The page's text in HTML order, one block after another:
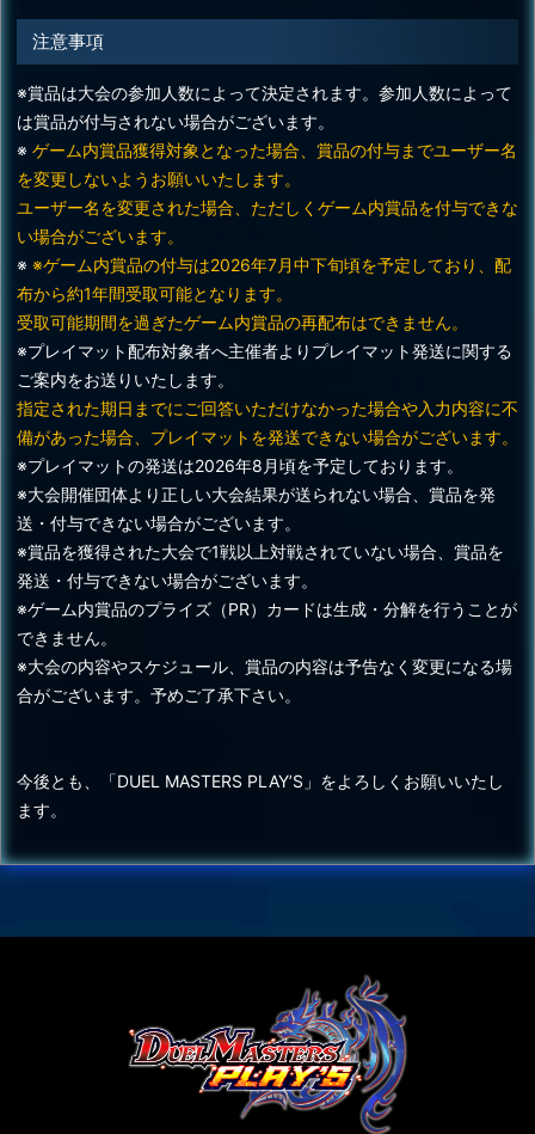
注意事項
※賞品は大会の参加人数によって決定されます。参加人数によって
は賞品が付与されない場合がございます。
※ ゲーム内賞品獲得対象となった場合、賞品の付与までユーザー名
を変更しないようお願いいたします。
ユーザー名を変更された場合、ただしくゲーム内賞品を付与できな
い場合がございます。
※ ※ゲーム内賞品の付与は2026年7月中下旬頃を予定しており、配
布から約1年間受取可能となります。
受取可能期間を過ぎたゲーム内賞品の再配布はできません。
※プレイマット配布対象者へ主催者よりプレイマット発送に関する
ご案内をお送りいたします。
指定された期日までにご回答いただけなかった場合や入力内容に不
備があった場合、プレイマットを発送できない場合がございます。
※プレイマットの発送は2026年8月頃を予定しております。
※大会開催団体より正しい大会結果が送られない場合、賞品を発
送・付与できない場合がございます。
※賞品を獲得された大会で1戦以上対戦されていない場合、賞品を
発送・付与できない場合がございます。
※ゲーム内賞品のプライズ（PR）カードは生成・分解を行うことが
できません。
※大会の内容やスケジュール、賞品の内容は予告なく変更になる場
合がございます。予めご了承下さい。
今後とも、「DUEL MASTERS PLAY’S」をよろしくお願いいたし
ます。